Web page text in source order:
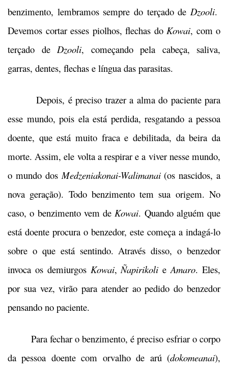
benzimento, lembramos sempre do terçado de Dzooli.
Devemos cortar esses piolhos, flechas do Kowai, com o
terçado de Dzooli, começando pela cabeça, saliva,
garras, dentes, flechas e língua das parasitas.
Depois, é preciso trazer a alma do paciente para
esse mundo, pois ela está perdida, resgatando a pessoa
doente, que está muito fraca e debilitada, da beira da
morte. Assim, ele volta a respirar e a viver nesse mundo,
o mundo dosMedzeniakonai-Walimanai (os nascidos, a
nova geração). Todo benzimento tem sua origem. No
caso, o benzimento vem deKowai. Quando alguém que
está doente procura o benzedor, este começa a indagá-lo
sobre o que está sentindo. Através disso, o benzedor
invoca os demiurgos Kowai,Ñapirikoli eAmaro. Eles,
por sua vez, virão para atender ao pedido do benzedor
pensando no paciente.
Para fechar o benzimento, é preciso esfriar o corpo
da pessoa doente com orvalho de arú (dokomeanai),